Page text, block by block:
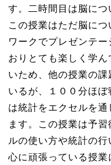
す。二時間目は脳につ
この授業はただ脳に
ワークでプレゼンテ
おりとても楽しく学
いため、他の授業の
いるが、１００分ほ
は統計をエクセルを
ます。この授業は予
ルの使い方や統計の
心に頑張っている授